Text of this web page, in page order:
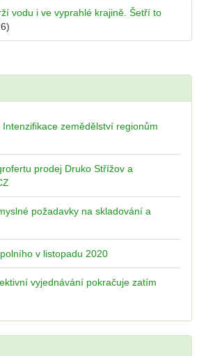
vodu i ve vyprahlé krajině. Šetří to
zemědělství regionům
prodej Druko Střížov a
požadavky na skladování a
v listopadu 2020
vyjednávání pokračuje zatím